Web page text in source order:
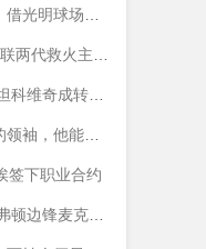
魔力狙击红军
主帅数据大比拼
会市场香饽饽
他能带来质变
签下职业合约
锋麦克尼尔